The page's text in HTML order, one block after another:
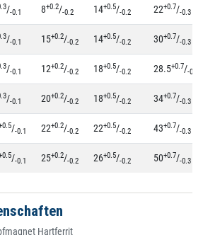
/-0.1 8+0.2/-0.2 14+0.5/-0.2 22+0.7/-0.3
/-0.1 15+0.2/-0.2 14+0.5/-0.2 30+0.7/-0.3
/-0.1 12+0.2/-0.2 18+0.5/-0.2 28.5+0.7/-0.3
/-0.1 20+0.2/-0.2 18+0.5/-0.2 34+0.7/-0.3
/-0.1 22+0.2/-0.2 22+0.5/-0.2 43+0.7/-0.3
/-0.1 25+0.2/-0.2 26+0.5/-0.2 50+0.7/-0.3
Hartferrit